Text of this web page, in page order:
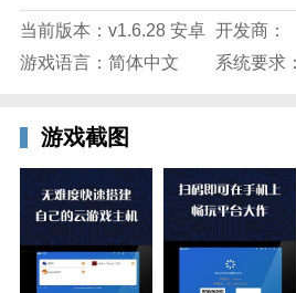
游戏串免登陆无限试玩版特色
-支持分享，可出租自己闲置的主
家。
当前版本：v1.6.28 安卓 开发商：
游戏语言：简体中文
系统要求
游戏截图